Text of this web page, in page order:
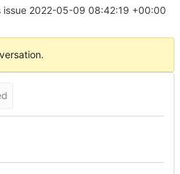
issue 2022-05-09 08:42:19 +00:00